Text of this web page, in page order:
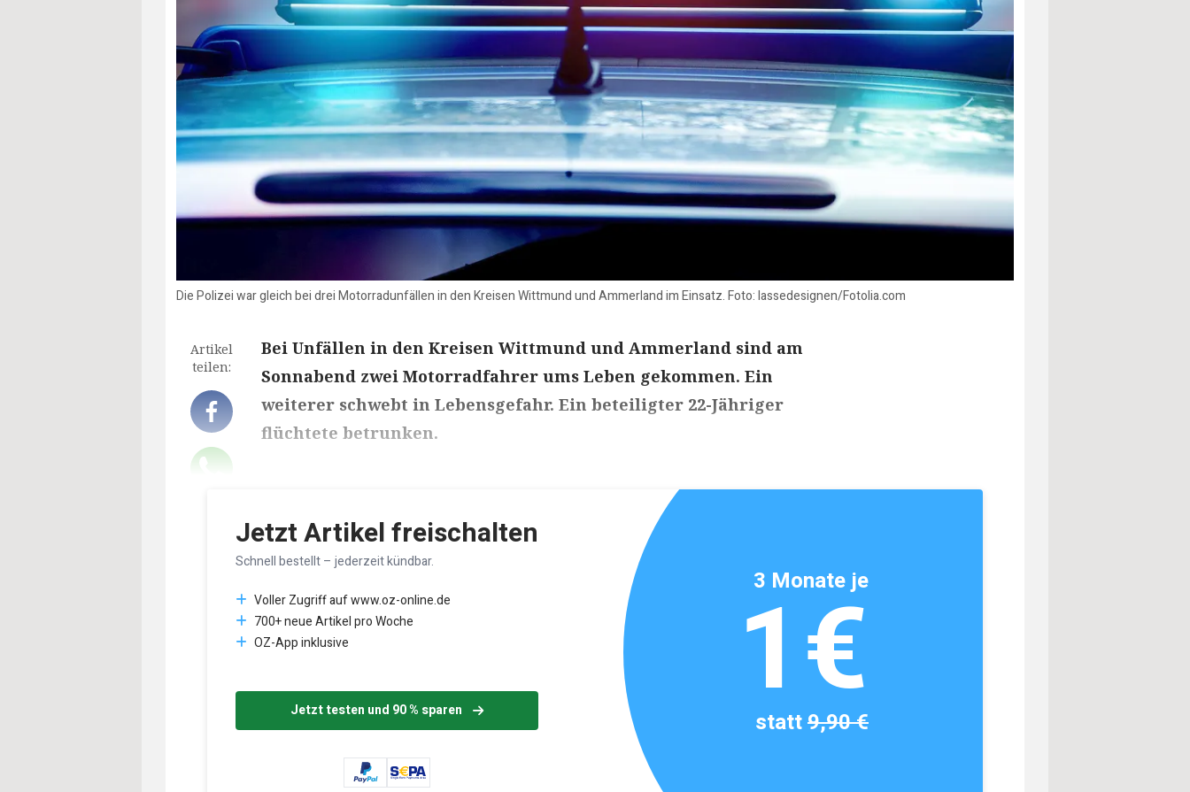
Die Polizei war gleich bei drei Motorradunfällen in den Kreisen Wittmund und Ammerland im Einsatz. Foto: lassedesignen/Fotolia.com
Artikel
teilen:
Bei Unfällen in den Kreisen Wittmund und Ammerland sind am
Sonnabend zwei Motorradfahrer ums Leben gekommen. Ein
weiterer schwebt in Lebensgefahr. Ein beteiligter 22-Jähriger
flüchtete betrunken.
Jetzt Artikel freischalten
Schnell bestellt – jederzeit kündbar.
Voller Zugriff auf www.oz-online.de
700+ neue Artikel pro Woche
OZ-App inklusive
Jetzt testen und 90 % sparen
3 Monate je
1€
statt9,90 €